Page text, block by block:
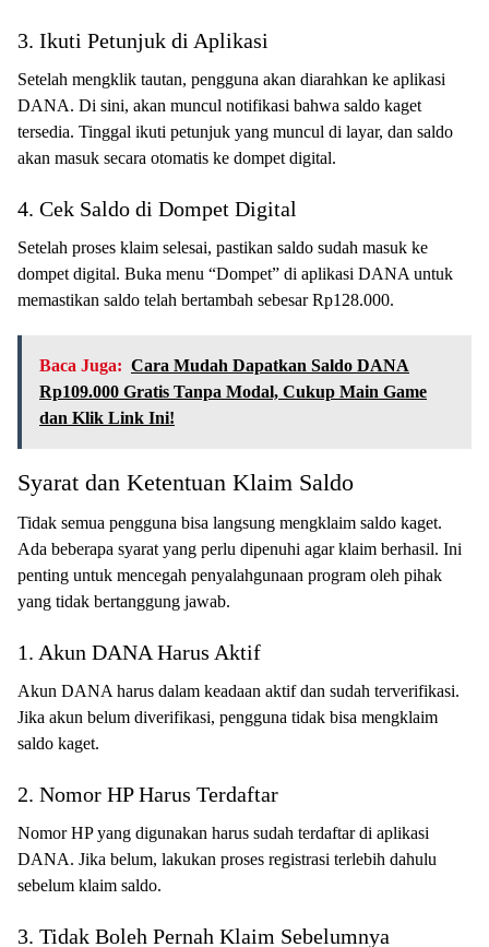
3. Ikuti Petunjuk di Aplikasi
Setelah mengklik tautan, pengguna akan diarahkan ke aplikasi
DANA. Di sini, akan muncul notifikasi bahwa saldo kaget
tersedia. Tinggal ikuti petunjuk yang muncul di layar, dan saldo
akan masuk secara otomatis ke dompet digital.
4. Cek Saldo di Dompet Digital
Setelah proses klaim selesai, pastikan saldo sudah masuk ke
dompet digital. Buka menu “Dompet” di aplikasi DANA untuk
memastikan saldo telah bertambah sebesar Rp128.000.
Baca Juga: Cara Mudah Dapatkan Saldo DANA
Rp109.000 Gratis Tanpa Modal, Cukup Main Game
dan Klik Link Ini!
Syarat dan Ketentuan Klaim Saldo
Tidak semua pengguna bisa langsung mengklaim saldo kaget.
Ada beberapa syarat yang perlu dipenuhi agar klaim berhasil. Ini
penting untuk mencegah penyalahgunaan program oleh pihak
yang tidak bertanggung jawab.
1. Akun DANA Harus Aktif
Akun DANA harus dalam keadaan aktif dan sudah terverifikasi.
Jika akun belum diverifikasi, pengguna tidak bisa mengklaim
saldo kaget.
2. Nomor HP Harus Terdaftar
Nomor HP yang digunakan harus sudah terdaftar di aplikasi
DANA. Jika belum, lakukan proses registrasi terlebih dahulu
sebelum klaim saldo.
3. Tidak Boleh Pernah Klaim Sebelumnya